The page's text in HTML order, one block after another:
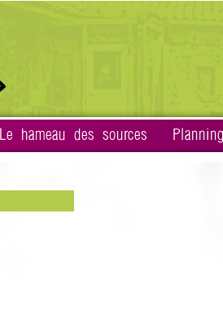
Le hameau des sources